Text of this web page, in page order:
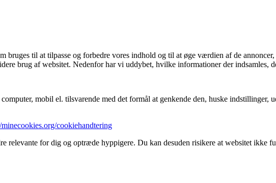
bruges til at tilpasse og forbedre vores indhold og til at øge værdien af de
brug af websitet. Nedenfor har vi uddybet, hvilke informationer der indsamles,
mobil el. tilsvarende med det formål at genkende den, huske indstillinger,
cookiehandtering
relevante for dig og optræde hyppigere. Du kan desuden risikere at websitet ikke